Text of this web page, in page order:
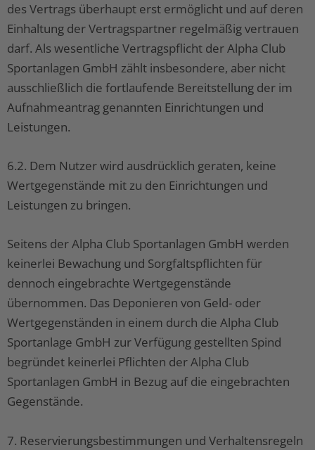
des Vertrags überhaupt erst ermöglicht und auf deren
Einhaltung der Vertragspartner regelmäßig vertrauen
darf. Als wesentliche Vertragspflicht der Alpha Club
Sportanlagen GmbH zählt insbesondere, aber nicht
ausschließlich die fortlaufende Bereitstellung der im
Aufnahmeantrag genannten Einrichtungen und
Leistungen.
6.2. Dem Nutzer wird ausdrücklich geraten, keine
Wertgegenstände mit zu den Einrichtungen und
Leistungen zu bringen.
Seitens der Alpha Club Sportanlagen GmbH werden
keinerlei Bewachung und Sorgfaltspflichten für
dennoch eingebrachte Wertgegenstände
übernommen. Das Deponieren von Geld- oder
Wertgegenständen in einem durch die Alpha Club
Sportanlage GmbH zur Verfügung gestellten Spind
begründet keinerlei Pflichten der Alpha Club
Sportanlagen GmbH in Bezug auf die eingebrachten
Gegenstände.
7. Reservierungsbestimmungen und Verhaltensregeln